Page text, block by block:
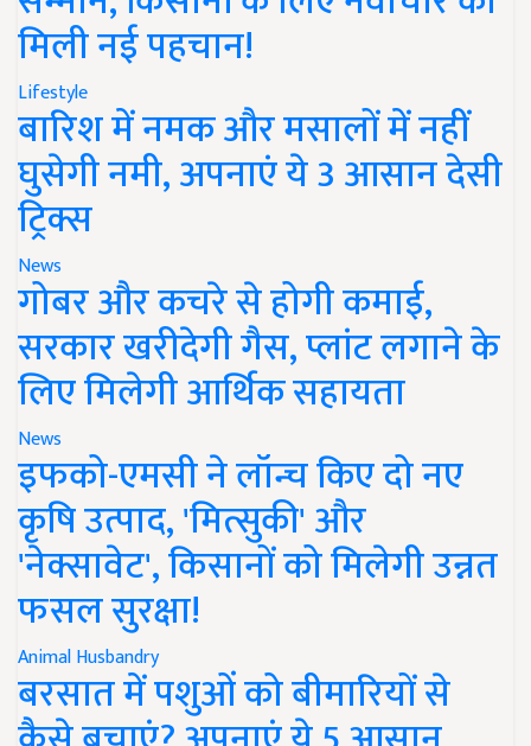
मिली नई पहचान!
Lifestyle
बारिश में नमक और मसालों में नहीं
घुसेगी नमी, अपनाएं ये 3 आसान देसी
ट्रिक्स
News
गोबर और कचरे से होगी कमाई,
सरकार खरीदेगी गैस, प्लांट लगाने के
लिए मिलेगी आर्थिक सहायता
News
इफको-एमसी ने लॉन्च किए दो नए
कृषि उत्पाद, 'मित्सुकी' और
'नेक्सावेट', किसानों को मिलेगी उन्नत
फसल सुरक्षा!
Animal Husbandry
बरसात में पशुओं को बीमारियों से